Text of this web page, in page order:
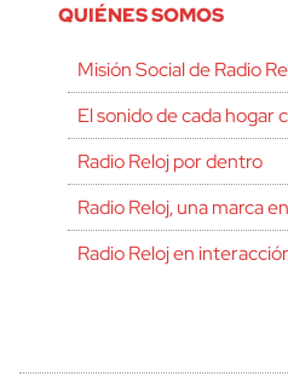
QUIÉNES SOMOS
Misión Social de Radio
El sonido de cada hogar
Radio Reloj por dentro
Radio Reloj, una marca
Radio Reloj en